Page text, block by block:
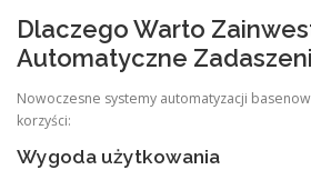
Dlaczego Warto
Automatyczne
Nowoczesne systemy automatyzacji
korzyści:
Wygoda użytkowania